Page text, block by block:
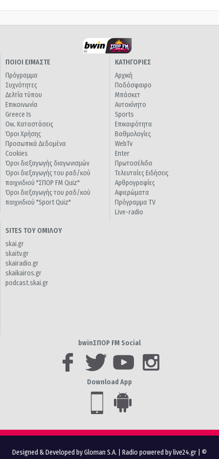
ΠΟΙΟΙ ΕΙΜΑΣΤΕ
Πρόγραμμα
Συχνότητες
Δελτία τύπου
Επικοινωνία
Greece Is
Οικ. Καταστάσεις
Όροι Χρήσης
Προσωπικά Δεδομένα
Cookies
Όροι διεξαγωγής διαγωνισμών
Όροι διεξαγωγής του ραδ/κού
παιχνιδιού "ΣΠΟΡ FM Quiz"
Όροι διεξαγωγής του ραδ/κού
παιχνιδιού "Sport Quiz"
ΚΑΤΗΓΟΡΙΕΣ
Αρχική
Ποδόσφαιρο
Μπάσκετ
Αυτοκίνητο
Sports
Επικαιρότητα
Βαθμολογίες
WebTv
Enter
Πρωτοσέλιδα
Τελευταίες Ειδήσεις
Αρθρογραφίες
Αφιερώματα
Πρόγραμμα TV
Live-radio
SITES ΤΟΥ ΟΜΙΛΟΥ
skai.gr
skaitv.gr
skairadio.gr
skaikairos.gr
podcast.skai.gr
bwinΣΠΟΡ FM Social
Download App
Designed & Developed by Gloman S.A. Radio powered by live24.gr | ©